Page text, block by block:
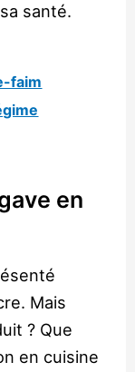
santé.
faim
en
Mais
? Que
en cuisine